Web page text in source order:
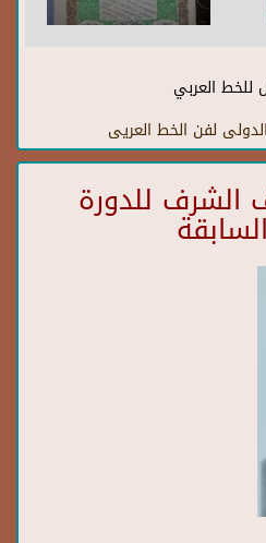
للخط العربي
لفن الخط العريى
الشرف للدورة